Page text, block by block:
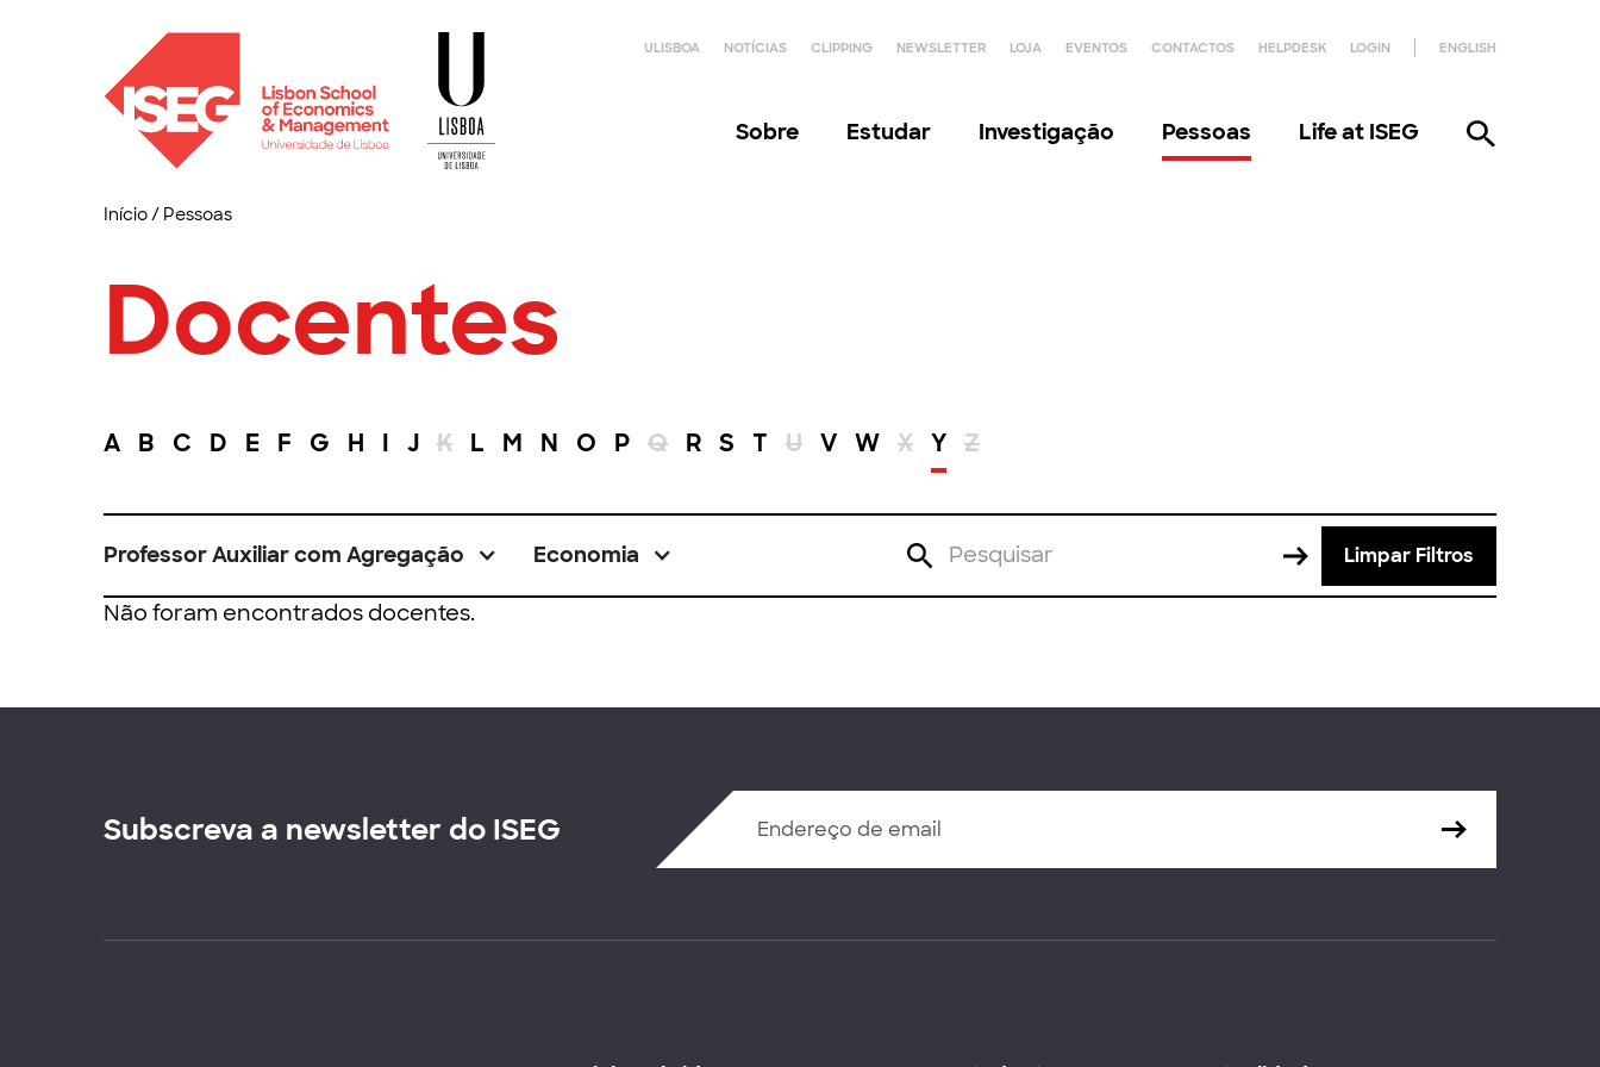
ULISBOA NOTÍCIAS CLIPPING NEWSLETTER LOJA EVENTOS CONTACTOS HELPDESK LOGIN ENGLISH
Sobre Estudar Investigação Pessoas Life at ISEG
Início/ Pessoas
Docentes
A B C D E F G H I J K L M N O P Q R S T U V W X Y Z
Professor Auxiliar com Agregação Economia Limpar Filtros
Não foram encontrados docentes.
Subscreva a newsletter do ISEG